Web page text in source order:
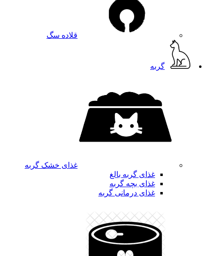
قلاده سگ
گربه
غذای خشک گربه
غذای گربه بالغ
غذای بچه گربه
غذای درمانی گربه